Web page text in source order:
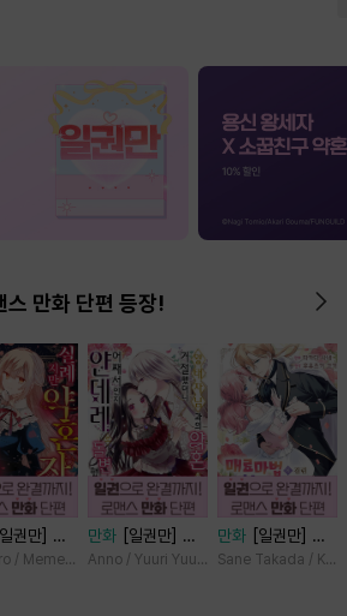
스 만화 단편 등장!
[일권만] 실
약혼자님,
/ Memeko
만화
[일권만] 왕
태자님과의 약혼을
Anno / Yuuri Yuudachi
만화
[일권만] 매
료 마법에 걸린 척
Sane Takada /